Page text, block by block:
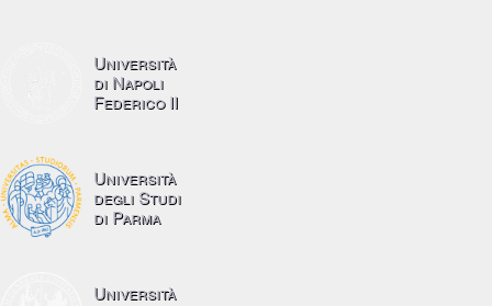
Università
di Napoli
Federico II
Università
degli Studi
di Parma
Università